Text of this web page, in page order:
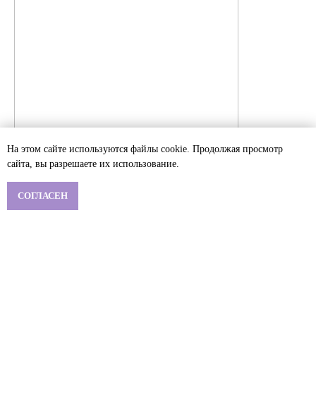
На этом сайте используются файлы cookie. Продолжая просмотр
сайта, вы разрешаете их использование.
СОГЛАСЕН